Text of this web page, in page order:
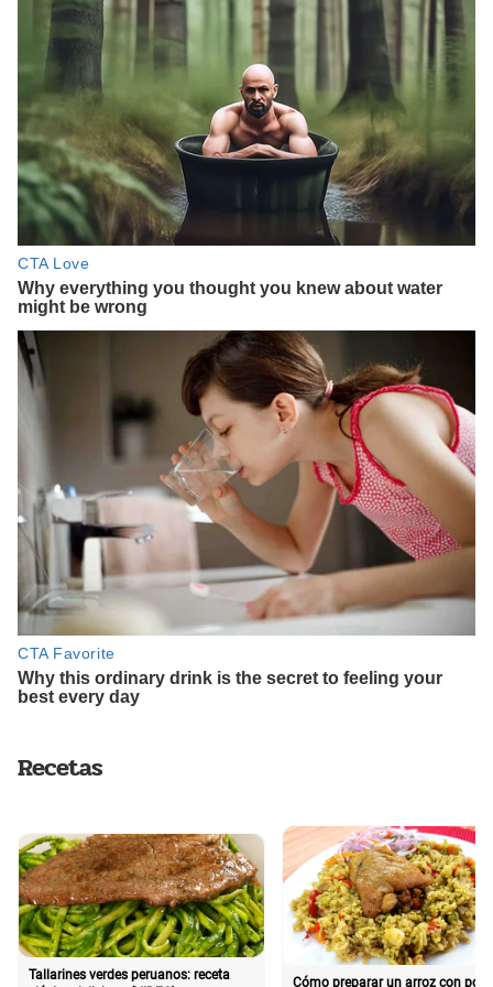
Recetas
Tallarines verdes peruanos: receta
Cómo preparar un arroz con pollo